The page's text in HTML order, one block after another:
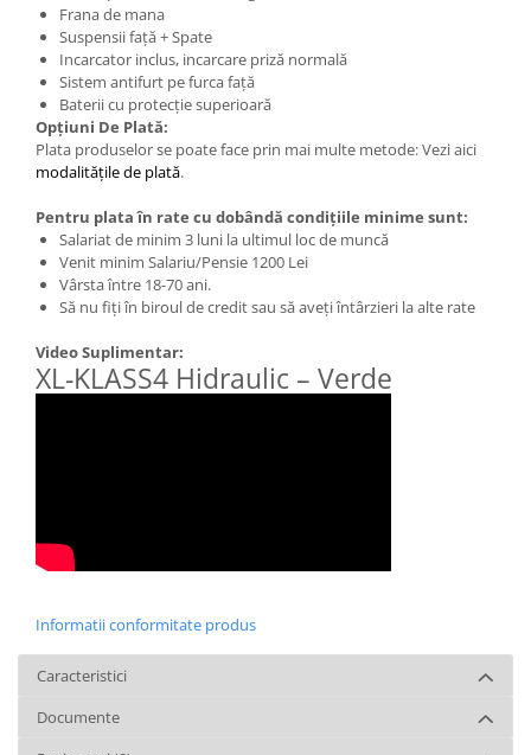
Frana de mana
Suspensii față + Spate
Incarcator inclus, incarcare priză normală
Sistem antifurt pe furca față
Baterii cu protecție superioară
Opțiuni De Plată:
Plata produselor se poate face prin mai multe metode: Vezi aici
modalitățile de plată.
Pentru plata în rate cu dobândă condițiile minime sunt:
Salariat de minim 3 luni la ultimul loc de muncă
Venit minim Salariu/Pensie 1200 Lei
Vârsta între 18-70 ani.
Să nu fiți în biroul de credit sau să aveți întârzieri la alte rate
Video Suplimentar:
XL-KLASS4 Hidraulic – Verde
Informatii conformitate produs
Caracteristici
Documente